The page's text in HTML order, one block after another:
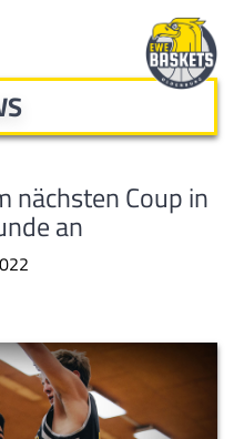
nächsten Coup in
an